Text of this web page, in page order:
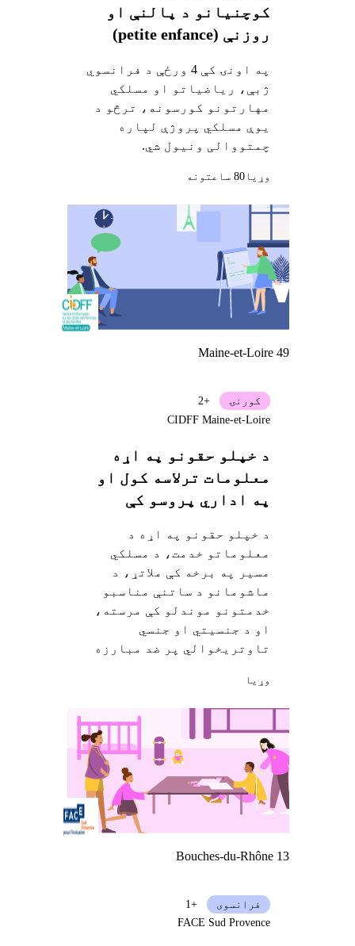
کوچنیانو د پالنې او
روزنې (petite enfance)
په اونۍ کې 4 ورځې د فرانسوي
ژبې، ریاضیاتو او مسلکي
مهارتونو کورسونه، ترڅو د
یوې مسلکي پروژې لپاره
چمتووالی ونیول شي.
وړيا80 ساعتونه
Maine-et-Loire 49
د خپلو حقونو په اړه
معلومات ترلاسه کول او
په اداري پروسو کې
د خپلو حقونو په اړه د
معلوماتو خدمت، د مسلکي
مسیر په برخه کې ملاتړ، د
ماشومانو د ساتنې مناسبو
خدمتونو موندلو کې مرسته،
او د جنسیتي او جنسي
تاوتریخوالي پر ضد مبارزه
کورنۍ
+2
CIDFF Maine-et-Loire
وړيا
Bouches-du-Rhône 13
فرانسوی
+1
FACE Sud Provence